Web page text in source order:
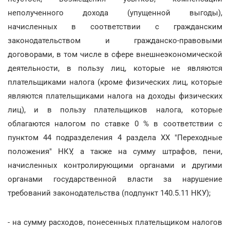
неполученного дохода (упущенной выгоды),
начисленных в соответствии с гражданским
законодательством и гражданско-правовыми
договорами, в том числе в сфере внешнеэкономической
деятельности, в пользу лиц, которые не являются
плательщиками налога (кроме физических лиц, которые
являются плательщиками налога на доходы физических
лиц), и в пользу плательщиков налога, которые
облагаются налогом по ставке 0 % в соответствии с
пунктом 44 подразделения 4 раздела XX "Переходные
положения" НКУ, а также на сумму штрафов, пени,
начисленных контролирующими органами и другими
органами государственной власти за нарушение
требований законодательства (подпункт 140.5.11 НКУ);
- на сумму расходов, понесенных плательщиком налогов